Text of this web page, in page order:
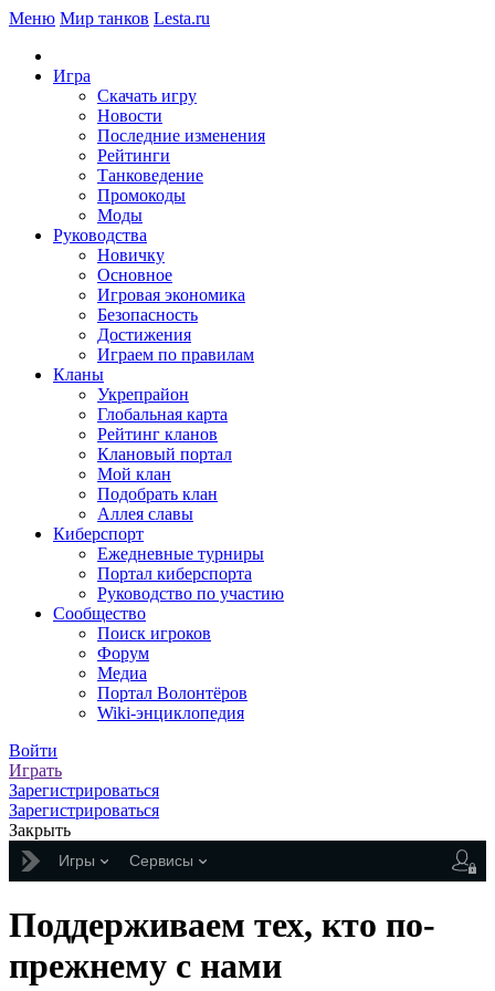
Меню Мир танков Lesta.ru
Игра
Скачать игру
Новости
Последние изменения
Рейтинги
Танковедение
Промокоды
Моды
Руководства
Новичку
Основное
Игровая экономика
Безопасность
Достижения
Играем по правилам
Кланы
Укрепрайон
Глобальная карта
Рейтинг кланов
Клановый портал
Мой клан
Подобрать клан
Аллея славы
Киберспорт
Ежедневные турниры
Портал киберспорта
Руководство по участию
Сообщество
Поиск игроков
Форум
Медиа
Портал Волонтёров
Wiki-энциклопедия
Войти
Играть
Зарегистрироваться
Зарегистрироваться
Закрыть
Игры Сервисы
Поддерживаем тех, кто по-
прежнему с нами